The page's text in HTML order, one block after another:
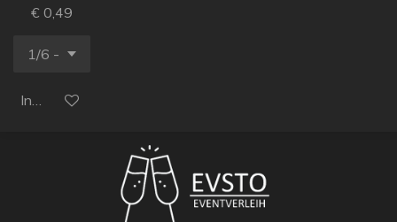
€ 0,49
In den Warenkorb